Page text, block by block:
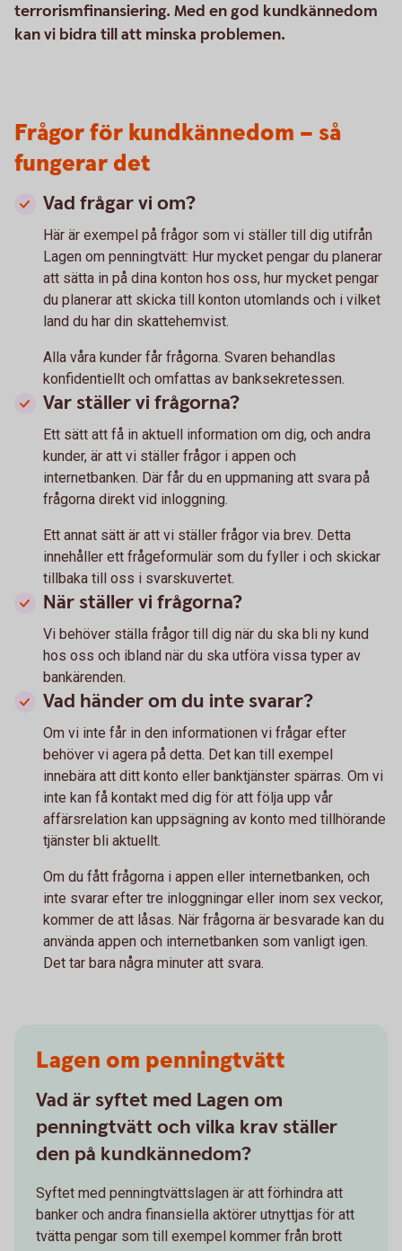
terrorismfinansiering. Med en god kundkännedom
kan vi bidra till att minska problemen.
Frågor för kundkännedom – så
fungerar det
Vad frågar vi om?
Här är exempel på frågor som vi ställer till dig utifrån
Lagen om penningtvätt: Hur mycket pengar du planerar
att sätta in på dina konton hos oss, hur mycket pengar
du planerar att skicka till konton utomlands och i vilket
land du har din skattehemvist.
Alla våra kunder får frågorna. Svaren behandlas
konfidentiellt och omfattas av banksekretessen.
Var ställer vi frågorna?
Ett sätt att få in aktuell information om dig, och andra
kunder, är att vi ställer frågor i appen och
internetbanken. Där får du en uppmaning att svara på
frågorna direkt vid inloggning.
Ett annat sätt är att vi ställer frågor via brev. Detta
innehåller ett frågeformulär som du fyller i och skickar
tillbaka till oss i svarskuvertet.
När ställer vi frågorna?
Vi behöver ställa frågor till dig när du ska bli ny kund
hos oss och ibland när du ska utföra vissa typer av
bankärenden.
Vad händer om du inte svarar?
Om vi inte får in den informationen vi frågar efter
behöver vi agera på detta. Det kan till exempel
innebära att ditt konto eller banktjänster spärras. Om vi
inte kan få kontakt med dig för att följa upp vår
affärsrelation kan uppsägning av konto med tillhörande
tjänster bli aktuellt.
Om du fått frågorna i appen eller internetbanken, och
inte svarar efter tre inloggningar eller inom sex veckor,
kommer de att låsas. När frågorna är besvarade kan du
använda appen och internetbanken som vanligt igen.
Det tar bara några minuter att svara.
Lagen om penningtvätt
Vad är syftet med Lagen om
penningtvätt och vilka krav ställer
den på kundkännedom?
Syftet med penningtvättslagen är att förhindra att
banker och andra finansiella aktörer utnyttjas för att
tvätta pengar som till exempel kommer från brott